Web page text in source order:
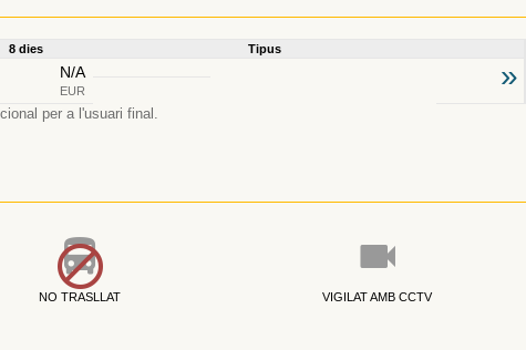
8 dies Tipus
N/A
EUR »
per a l'usuari final.
NO TRASLLAT VIGILAT AMB CCTV